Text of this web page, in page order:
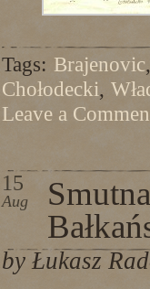
Tags: Brajenovic
Chołodecki,
Leave a
15
Aug
by Łukasz